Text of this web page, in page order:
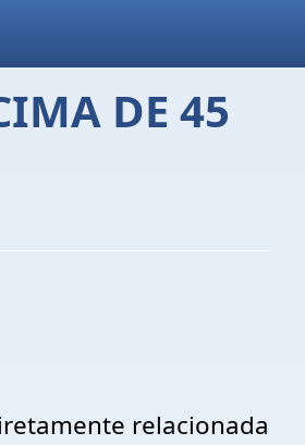
DE 45
relacionada